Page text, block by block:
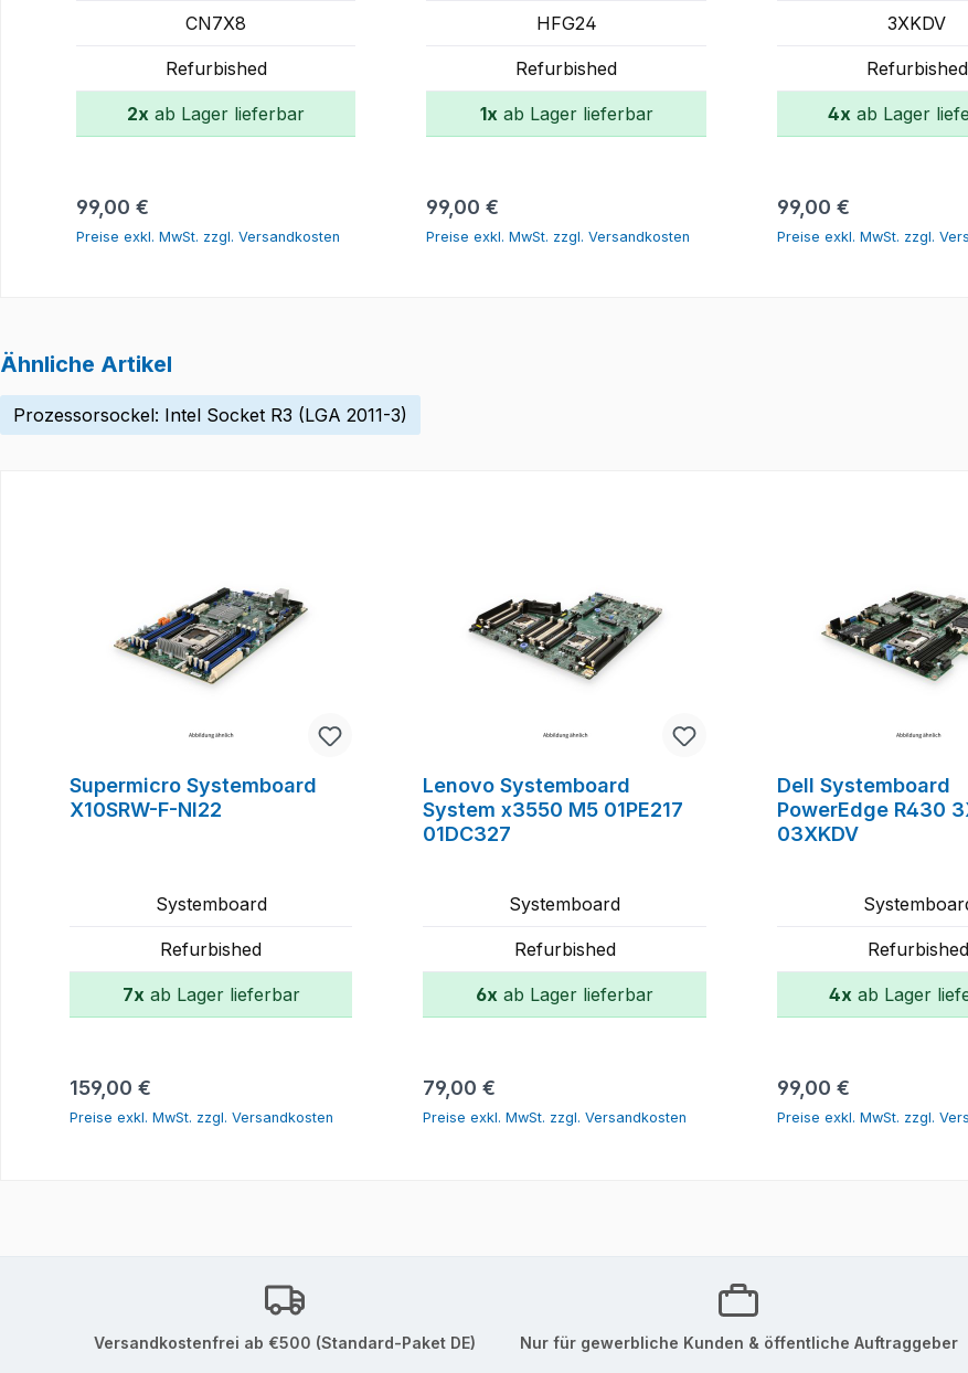
CN7X8
Refurbished
2x ab Lager lieferbar
Regulärer Preis:
99,00 €
Preise exkl. MwSt. zzgl. Versandkosten
HFG24
Refurbished
1x ab Lager lieferbar
Regulärer Preis:
99,00 €
Preise exkl. MwSt. zzgl. Versandkosten
3XKDV
Refurbished
4x ab Lager
Regulärer Preis:
99,00 €
Preise exkl. MwSt. zzgl.
Ähnliche Artikel
Prozessorsockel: Intel Socket R3 (LGA 2011-3)
Supermicro Systemboard
X10SRW-F-NI22
Systemboard
Refurbished
7x ab Lager lieferbar
Regulärer Preis:
159,00 €
Preise exkl. MwSt. zzgl. Versandkosten
In den Warenkorb
Lenovo Systemboard
System x3550 M5 01PE217
01DC327
Systemboard
Refurbished
6x ab Lager lieferbar
Regulärer Preis:
79,00 €
Preise exkl. MwSt. zzgl. Versandkosten
Dell Systemboard
PowerEdge R430
03XKDV
Refurbished
4x ab Lager
Regulärer Preis:
99,00 €
Preise exkl. MwSt. zzgl.
Versandkostenfrei ab €500 (Standard-Paket DE) Nur für gewerbliche Kunden & öffentliche Auftraggeber